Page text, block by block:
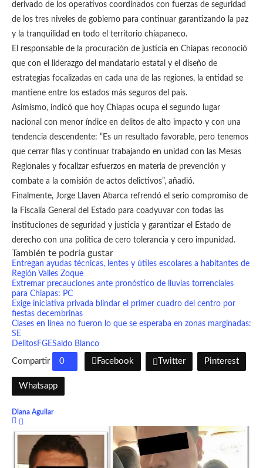
derivado de los operativos coordinados con fuerzas de seguridad
de los tres niveles de gobierno para continuar garantizando la paz
y la tranquilidad en todo el territorio chiapaneco.
El responsable de la procuración de justicia en Chiapas reconoció
que con el liderazgo del mandatario estatal y el diseño de
estrategias focalizadas en cada una de las regiones, la entidad se
mantiene entre los estados más seguros del país.
Asimismo, indicó que hoy Chiapas ocupa el segundo lugar
nacional con menor índice en delitos de alto impacto y con una
tendencia descendente: “Es un resultado favorable, pero tenemos
que cerrar filas y continuar trabajando en unidad con las Mesas
Regionales y focalizar esfuerzos en materia de prevención y
combate a la comisión de actos delictivos”, añadió.
Finalmente, Jorge Llaven Abarca refrendó el serio compromiso de
la Fiscalía General del Estado para coadyuvar con todas las
instituciones de seguridad y justicia y garantizar el Estado de
derecho con una política de cero tolerancia y cero impunidad.
También te podría gustar
Entregan ayudas técnicas, lentes y útiles escolares a habitantes de
Región Valles Zoque
Extremar precauciones ante pronóstico de lluvias torrenciales
para Chiapas: PC
Exige iniciativa privada blindar el primer cuadro del centro por
fiestas decembrinas
Clases en línea no fueron lo que se esperaba en zonas marginadas:
SE
DelitosFGESaldo Blanco
Compartir 0 Facebook Twitter Pinterest
Whatsapp
Diana Aguilar